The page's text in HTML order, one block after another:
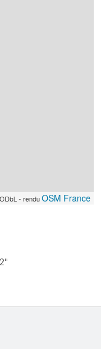
- renduOSM France